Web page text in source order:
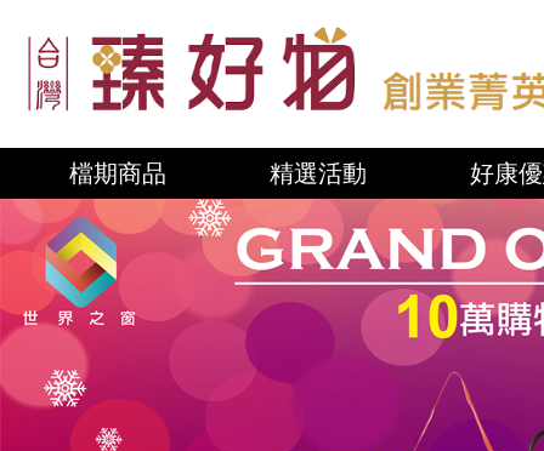
檔期商品 精選活動 好康